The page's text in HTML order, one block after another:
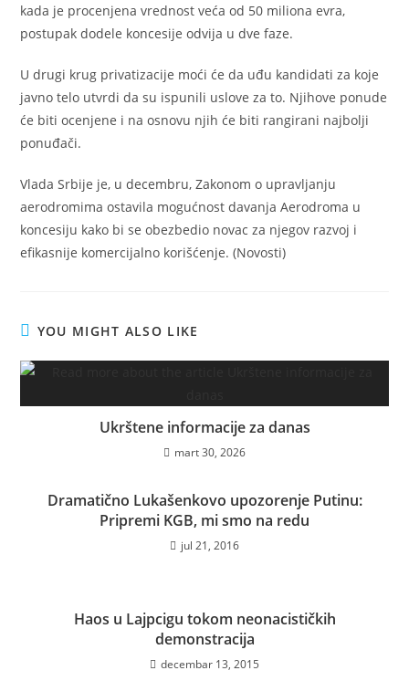
kada je procenjena vrednost veća od 50 miliona evra,
postupak dodele koncesije odvija u dve faze.
U drugi krug privatizacije moći će da uđu kandidati za koje
javno telo utvrdi da su ispunili uslove za to. Njihove ponude
će biti ocenjene i na osnovu njih će biti rangirani najbolji
ponuđači.
Vlada Srbije je, u decembru, Zakonom o upravljanju
aerodromima ostavila mogućnost davanja Aerodroma u
koncesiju kako bi se obezbedio novac za njegov razvoj i
efikasnije komercijalno korišćenje. (Novosti)
YOU MIGHT ALSO LIKE
Ukrštene informacije za danas
mart 30, 2026
Dramatično Lukašenkovo upozorenje Putinu:
Pripremi KGB, mi smo na redu
jul 21, 2016
Haos u Lajpcigu tokom neonacističkih
demonstracija
decembar 13, 2015